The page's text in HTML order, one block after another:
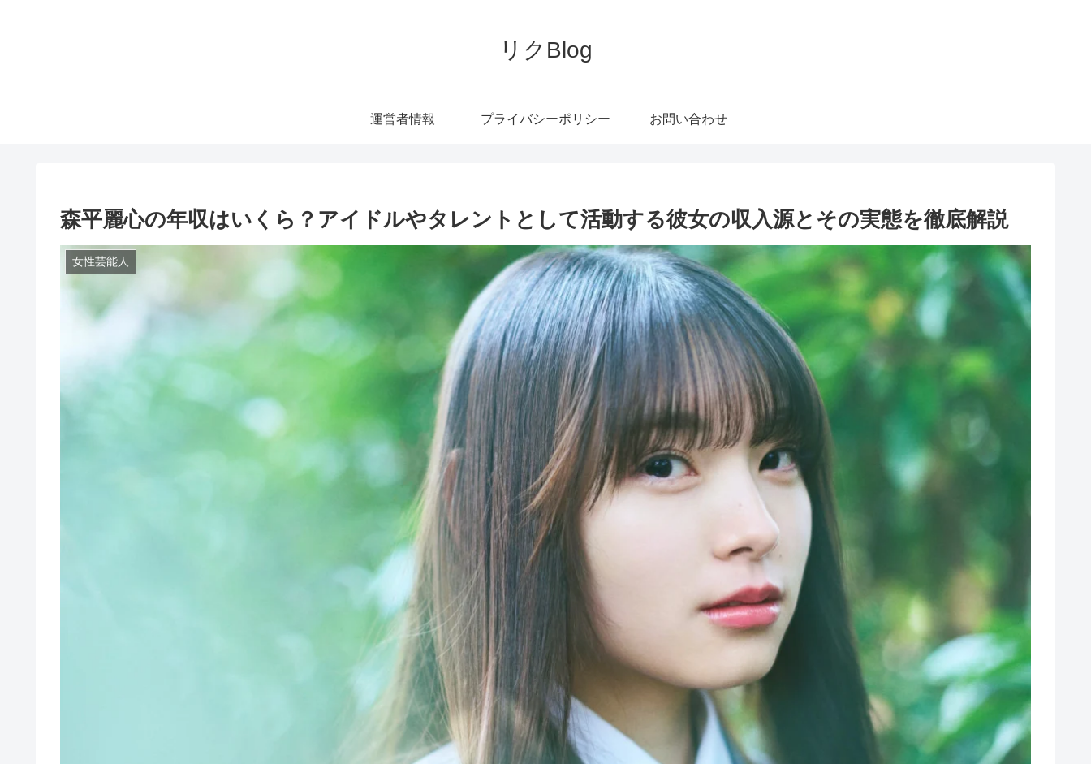
リクBlog
運営者情報 プライバシーポリシー お問い合わせ
森平麗心の年収はいくら？アイドルやタレントとして活動する彼女の収入源とその実態を徹底解説
女性芸能人